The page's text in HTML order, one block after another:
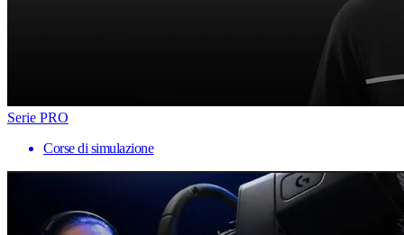
Serie PRO
Corse di simulazione